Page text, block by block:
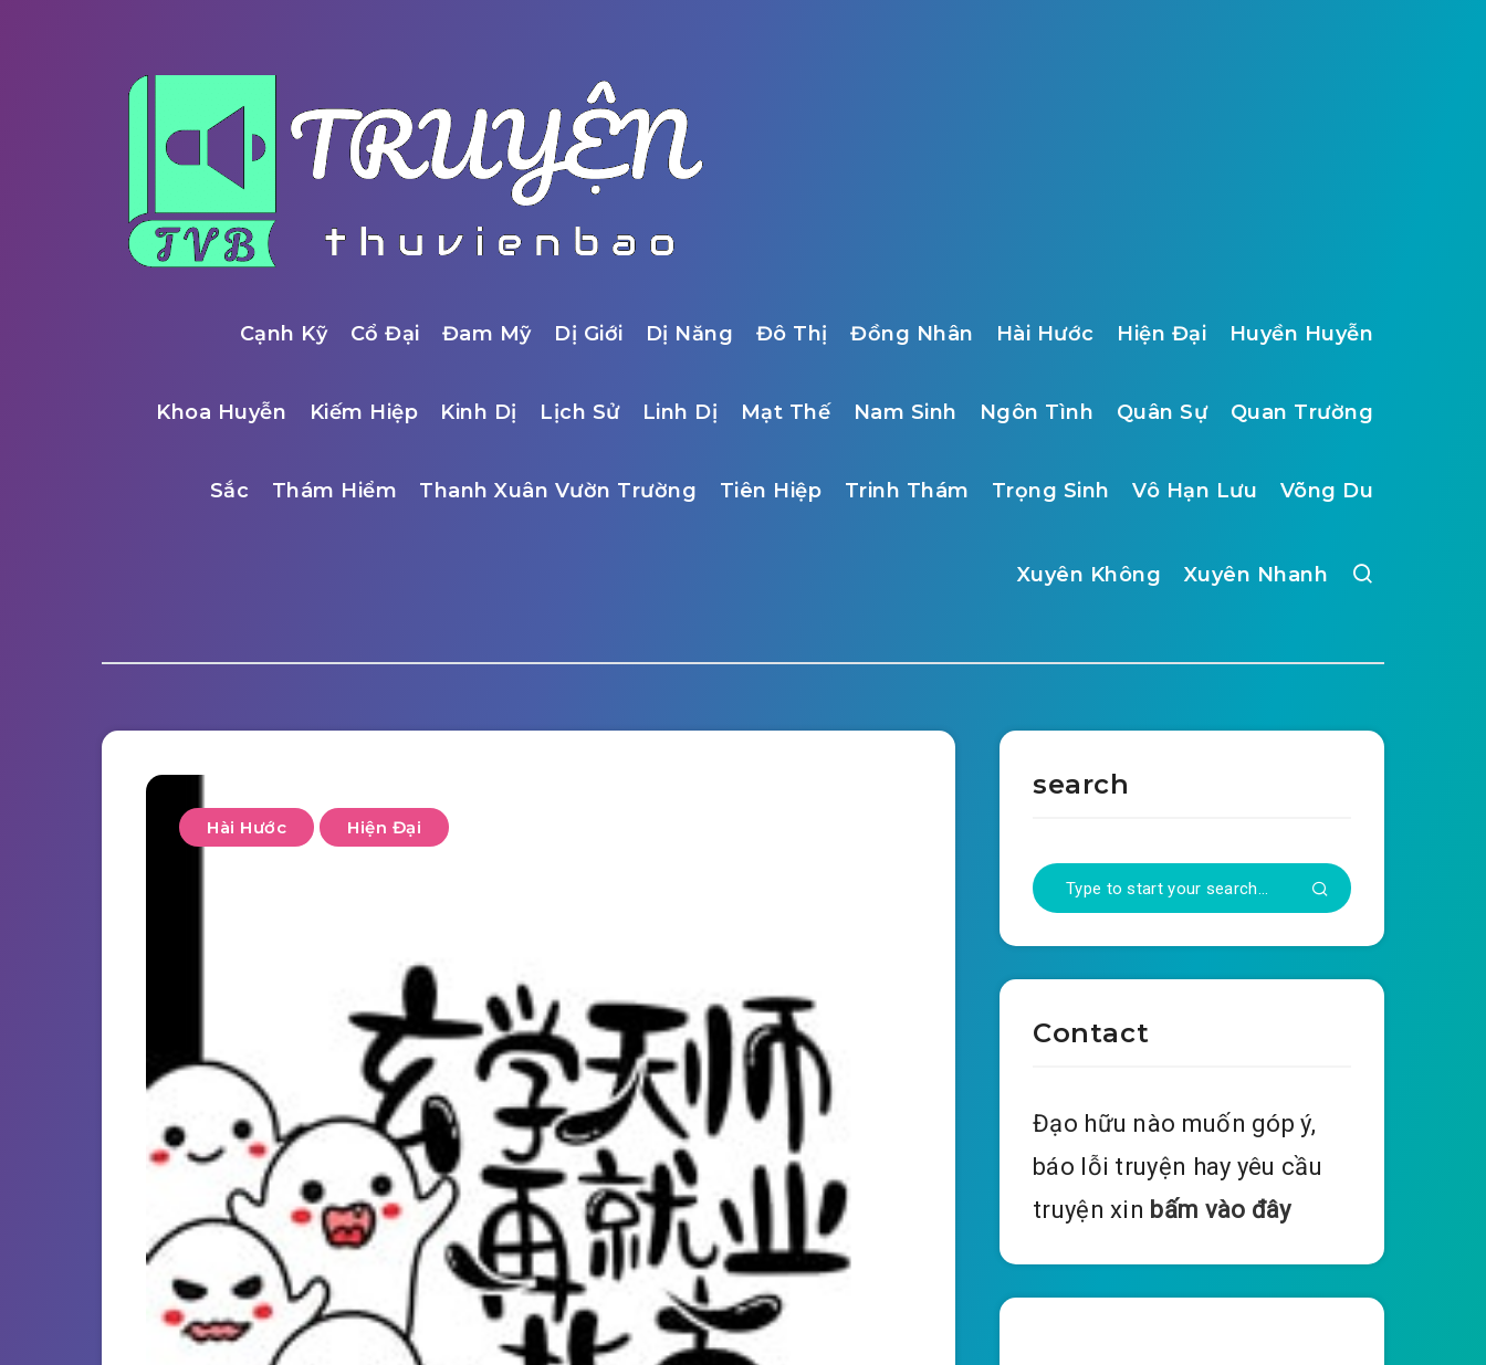
Cạnh Kỹ Cổ Đại Đam Mỹ Dị Giới Dị Năng Đô Thị Đồng Nhân Hài Hước Hiện Đại Huyền Huyễn
Khoa Huyễn Kiếm Hiệp Kinh Dị Lịch Sử Linh Dị Mạt Thế Nam Sinh Ngôn Tình Quân Sự Quan Trường
Sắc Thám Hiểm Thanh Xuân Vườn Trường Tiên Hiệp Trinh Thám Trọng Sinh Vô Hạn Lưu Võng Du
Xuyên Không Xuyên Nhanh
Hài Hước Hiện Đại
search
Contact
Đạo hữu nào muốn góp ý,
báo lỗi truyện hay yêu cầu
truyện xin bấm vào đây